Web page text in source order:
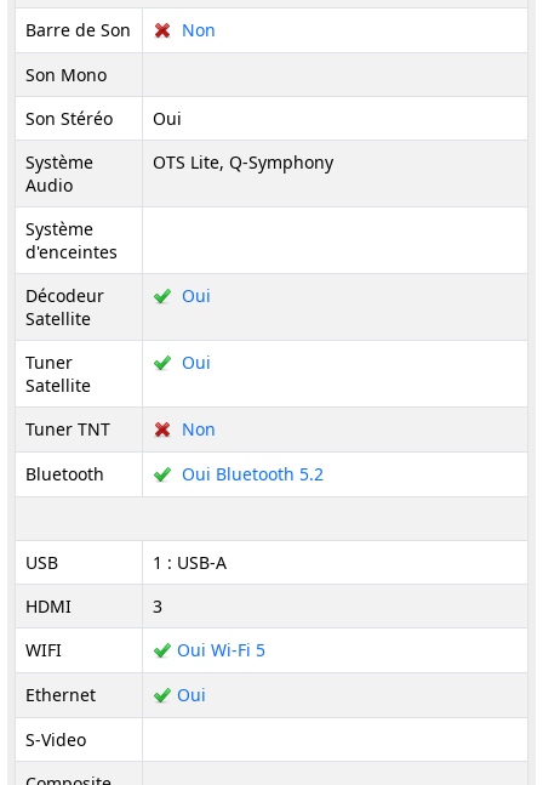
Barre de Son
Non
Son Mono
Son Stéréo
Oui
Système
Audio
OTS Lite, Q-Symphony
Système
d'enceintes
Décodeur
Satellite
Oui
Tuner
Satellite
Oui
Tuner TNT
Non
Bluetooth
Oui Bluetooth 5.2
USB
1 : USB-A
HDMI
3
WIFI
Oui Wi-Fi 5
Ethernet
Oui
S-Video